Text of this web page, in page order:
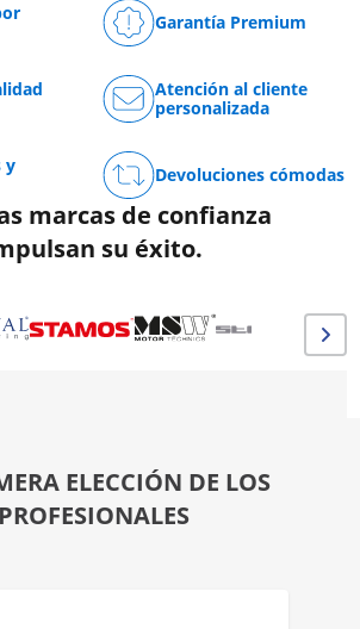
Garantía Premium
Atención al cliente
personalizada
y
Devoluciones cómodas
marcas de confianza
su éxito.
ELECCIÓN DE LOS
PROFESIONALES